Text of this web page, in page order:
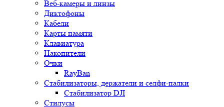
Веб-камеры и линзы
Диктофоны
Кабели
Карты памяти
Клавиатура
Накопители
Очки
RayBan
Стабилизаторы, держатели и селфи-палки
Стабилизатор DJI
Стилусы